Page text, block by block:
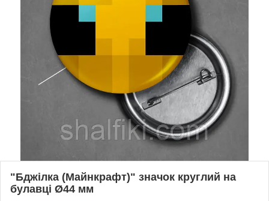
"Бджілка (Майнкрафт)" значок круглий на
булавці Ø44 мм